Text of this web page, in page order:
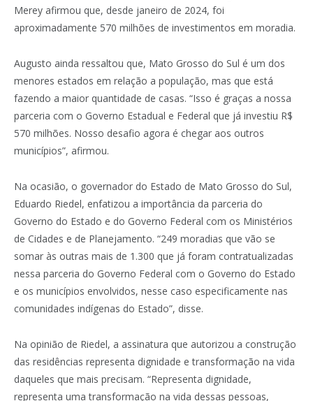
Merey afirmou que, desde janeiro de 2024, foi
aproximadamente 570 milhões de investimentos em moradia.
Augusto ainda ressaltou que, Mato Grosso do Sul é um dos
menores estados em relação a população, mas que está
fazendo a maior quantidade de casas. “Isso é graças a nossa
parceria com o Governo Estadual e Federal que já investiu R$
570 milhões. Nosso desafio agora é chegar aos outros
municípios”, afirmou.
Na ocasião, o governador do Estado de Mato Grosso do Sul,
Eduardo Riedel, enfatizou a importância da parceria do
Governo do Estado e do Governo Federal com os Ministérios
de Cidades e de Planejamento. “249 moradias que vão se
somar às outras mais de 1.300 que já foram contratualizadas
nessa parceria do Governo Federal com o Governo do Estado
e os municípios envolvidos, nesse caso especificamente nas
comunidades indígenas do Estado”, disse.
Na opinião de Riedel, a assinatura que autorizou a construção
das residências representa dignidade e transformação na vida
daqueles que mais precisam. “Representa dignidade,
representa uma transformação na vida dessas pessoas,